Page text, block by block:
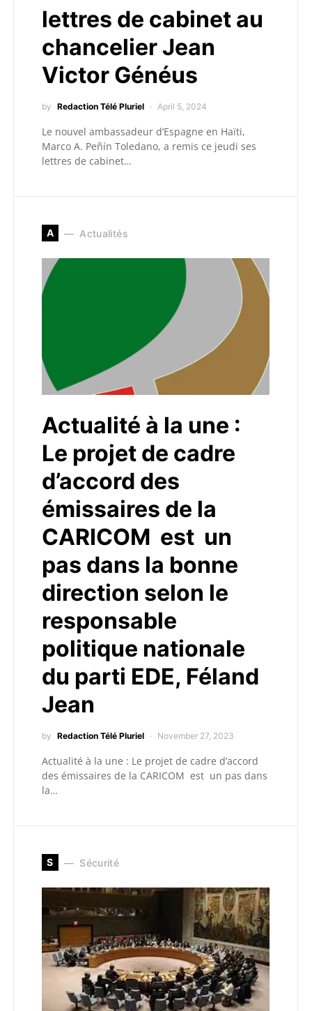
lettres de cabinet au
chancelier Jean
Victor Généus
by Redaction Télé Pluriel April 5, 2024
Le nouvel ambassadeur d’Espagne en Haïti,
Marco A. Peñín Toledano, a remis ce jeudi ses
lettres de cabinet…
A Actualités
Actualité à la une :
Le projet de cadre
d’accord des
émissaires de la
CARICOM est un
pas dans la bonne
direction selon le
responsable
politique nationale
du parti EDE, Féland
Jean
by Redaction Télé Pluriel November 27, 2023
Actualité à la une : Le projet de cadre d’accord
des émissaires de la CARICOM est un pas dans
la…
S Sécurité